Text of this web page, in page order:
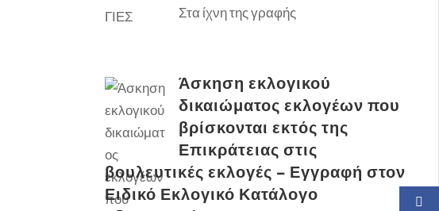
Στα ίχνη της γραφής
Άσκηση εκλογικού
δικαιώματος εκλογέων που
βρίσκονται εκτός της
Επικράτειας στις
βουλευτικές εκλογές – Εγγραφή στον
Ειδικό Εκλογικό Κατάλογο